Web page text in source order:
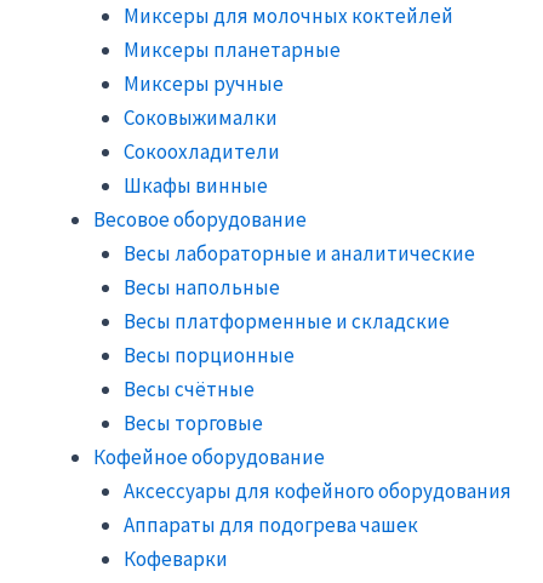
Миксеры для молочных коктейлей
Миксеры планетарные
Миксеры ручные
Соковыжималки
Сокоохладители
Шкафы винные
Весовое оборудование
Весы лабораторные и аналитические
Весы напольные
Весы платформенные и складские
Весы порционные
Весы счётные
Весы торговые
Кофейное оборудование
Аксессуары для кофейного оборудования
Аппараты для подогрева чашек
Кофеварки